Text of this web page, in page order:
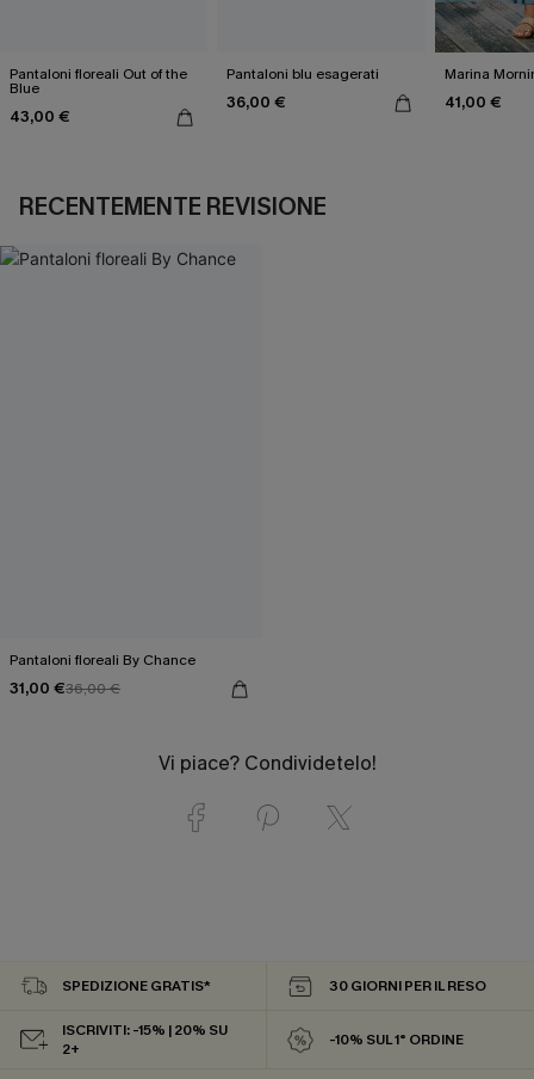
Pantaloni floreali Out of the
Blue
43,00 €
Pantaloni blu esagerati
36,00 €
Marina
41,00 €
RECENTEMENTE REVISIONE
Pantaloni floreali By Chance
31,00 €36,00 €
Vi piace? Condividetelo!
SPEDIZIONE GRATIS* 30 GIORNI PER IL RESO
ISCRIVITI: -15% | 20% SU
2+
-10% SUL 1° ORDINE